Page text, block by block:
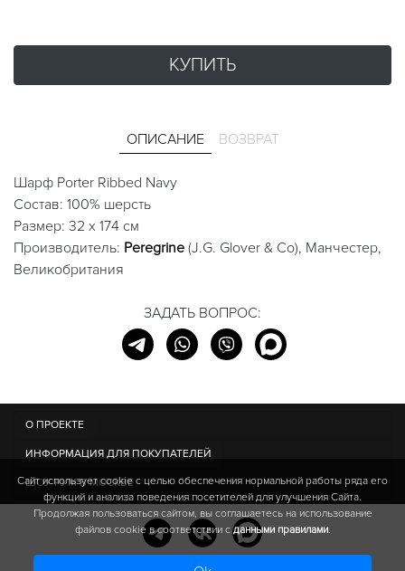
КУПИТЬ
ОПИСАНИЕ ВОЗВРАТ
Шарф Porter Ribbed Navy
Состав: 100% шерсть
Размер: 32 x 174 см
Производитель: Peregrine (J.G. Glover & Co), Манчестер,
Великобритания
ЗАДАТЬ ВОПРОС:
О ПРОЕКТЕ
ИНФОРМАЦИЯ ДЛЯ ПОКУПАТЕЛЕЙ
ШОУ-РУМ В МОСКВЕ
Сайт использует cookie c целью обеспечения нормальной работы ряда его
функций и анализа поведения посетителей для улучшения Сайта.
Продолжая пользоваться сайтом, вы соглашаетесь на использование
файлов cookie в соответствии сданными правилами.